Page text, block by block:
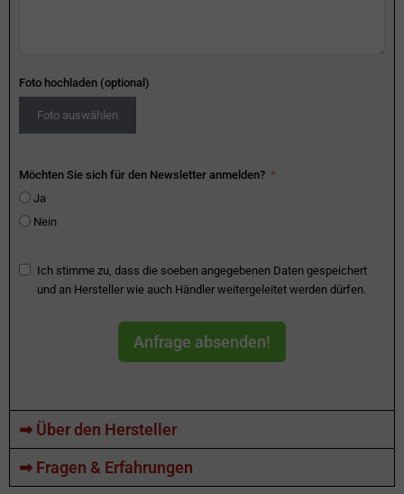
Foto hochladen (optional)
Foto auswählen
Möchten Sie sich für den Newsletter anmelden?
Ja
Nein
Ich stimme zu, dass die soeben angegebenen Daten gespeichert
und an Hersteller wie auch Händler weitergeleitet werden dürfen.
Anfrage absenden!
➡ Über den Hersteller
➡ Fragen & Erfahrungen